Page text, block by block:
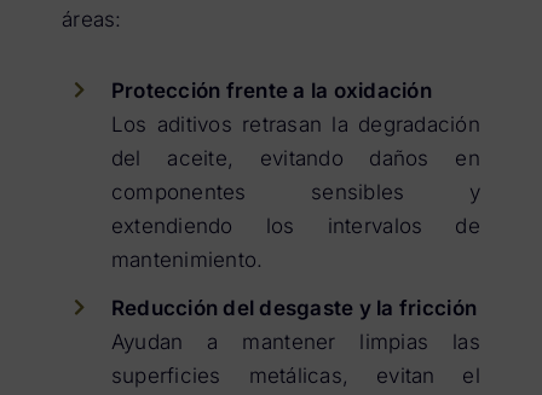
áreas:
Protección frente a la oxidación
Los aditivos retrasan la degradación
del aceite, evitando daños en
componentes sensibles y
extendiendo los intervalos de
mantenimiento.
Reducción del desgaste y la fricción
Ayudan a mantener limpias las
superficies metálicas, evitan el